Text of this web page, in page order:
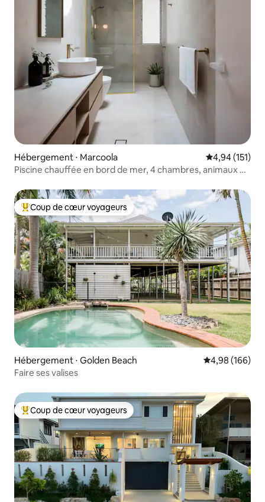
Hébergement ⋅ Marcoola Évaluation
4,94 (151)
Piscine chauffée en bord de mer, 4 chambres, animaux de
Coups de cœur voyageurs les plus appréciés
Coup de cœur voyageurs
Hébergement ⋅ Golden Beach Évaluation
4,98 (166)
Faire ses valises
Coups de cœur voyageurs les plus appréciés
Coup de cœur voyageurs